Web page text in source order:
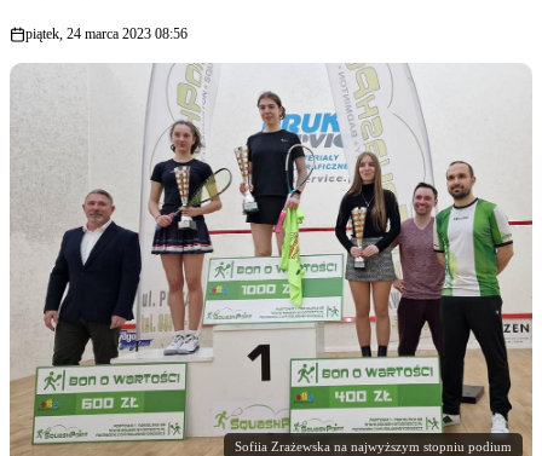
piątek, 24 marca 2023 08:56
Sofiia Zrażewska na najwyższym stopniu podium